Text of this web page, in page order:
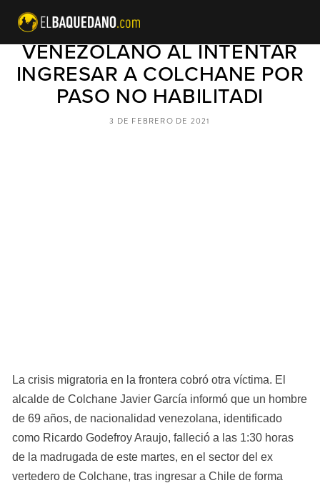
MUERE DE COVID-19
VENEZOLANO AL INTENTAR
INGRESAR A COLCHANE POR
PASO NO HABILITADI
La crisis migratoria en la frontera cobró otra víctima. El
alcalde de Colchane Javier García informó que un hombre
de 69 años, de nacionalidad venezolana, identificado
como Ricardo Godefroy Araujo, falleció a las 1:30 horas
de la madrugada de este martes, en el sector del ex
vertedero de Colchane, tras ingresar a Chile de forma
3 DE FEBRERO DE 2021